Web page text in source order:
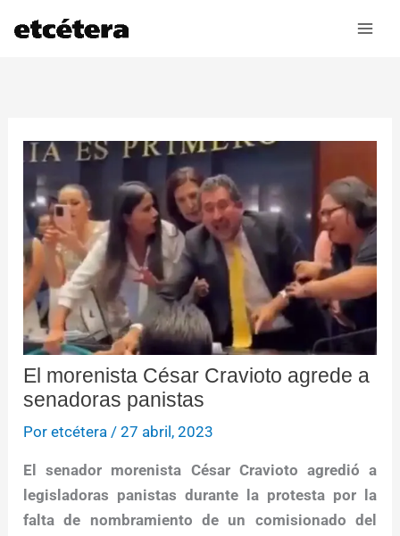
El morenista César Cravioto agrede a
senadoras panistas
Poretcétera /27 abril, 2023
El senador morenista César Cravioto agredió a
legisladoras panistas durante la protesta por la
falta de nombramiento de un comisionado del